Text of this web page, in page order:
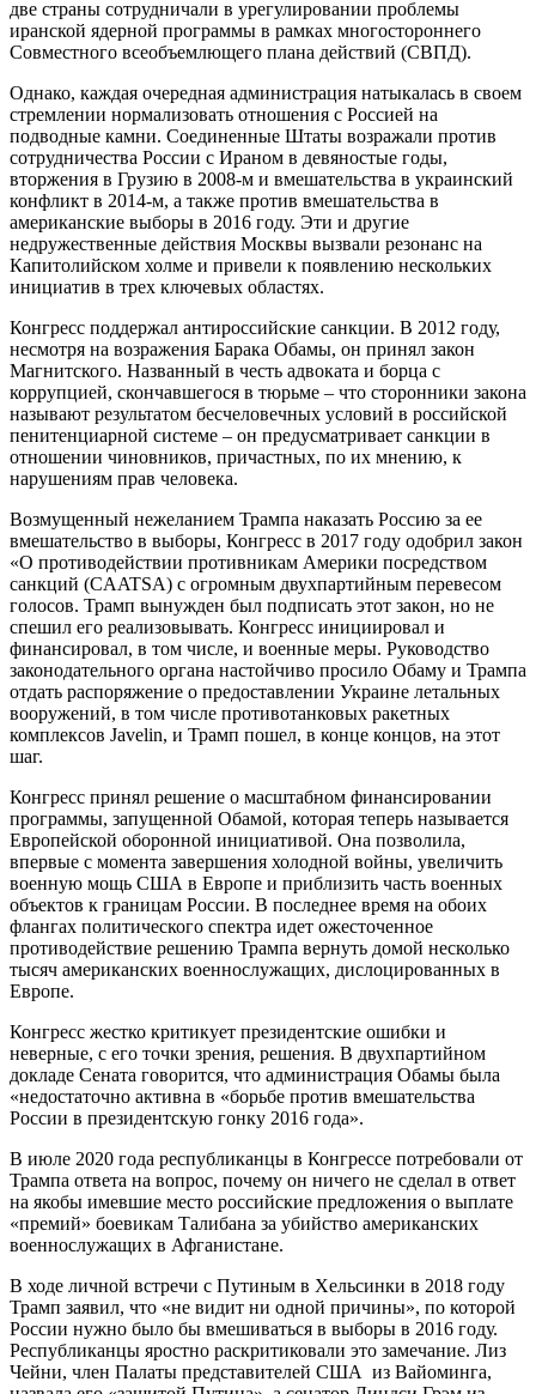
две страны сотрудничали в урегулировании проблемы
иранской ядерной программы в рамках многостороннего
Совместного всеобъемлющего плана действий (СВПД).
Однако, каждая очередная администрация натыкалась в своем
стремлении нормализовать отношения с Россией на
подводные камни. Соединенные Штаты возражали против
сотрудничества России с Ираном в девяностые годы,
вторжения в Грузию в 2008-м и вмешательства в украинский
конфликт в 2014-м, а также против вмешательства в
американские выборы в 2016 году. Эти и другие
недружественные действия Москвы вызвали резонанс на
Капитолийском холме и привели к появлению нескольких
инициатив в трех ключевых областях.
Конгресс поддержал антироссийские санкции. В 2012 году,
несмотря на возражения Барака Обамы, он принял закон
Магнитского. Названный в честь адвоката и борца с
коррупцией, скончавшегося в тюрьме – что сторонники закона
называют результатом бесчеловечных условий в российской
пенитенциарной системе – он предусматривает санкции в
отношении чиновников, причастных, по их мнению, к
нарушениям прав человека.
Возмущенный нежеланием Трампа наказать Россию за ее
вмешательство в выборы, Конгресс в 2017 году одобрил закон
«О противодействии противникам Америки посредством
санкций (CAATSA) с огромным двухпартийным перевесом
голосов. Трамп вынужден был подписать этот закон, но не
спешил его реализовывать. Конгресс инициировал и
финансировал, в том числе, и военные меры. Руководство
законодательного органа настойчиво просило Обаму и Трампа
отдать распоряжение о предоставлении Украине летальных
вооружений, в том числе противотанковых ракетных
комплексов Javelin, и Трамп пошел, в конце концов, на этот
шаг.
Конгресс принял решение о масштабном финансировании
программы, запущенной Обамой, которая теперь называется
Европейской оборонной инициативой. Она позволила,
впервые с момента завершения холодной войны, увеличить
военную мощь США в Европе и приблизить часть военных
объектов к границам России. В последнее время на обоих
флангах политического спектра идет ожесточенное
противодействие решению Трампа вернуть домой несколько
тысяч американских военнослужащих, дислоцированных в
Европе.
Конгресс жестко критикует президентские ошибки и
неверные, с его точки зрения, решения. В двухпартийном
докладе Сената говорится, что администрация Обамы была
«недостаточно активна в «борьбе против вмешательства
России в президентскую гонку 2016 года».
В июле 2020 года республиканцы в Конгрессе потребовали от
Трампа ответа на вопрос, почему он ничего не сделал в ответ
на якобы имевшие место российские предложения о выплате
«премий» боевикам Талибана за убийство американских
военнослужащих в Афганистане.
В ходе личной встречи с Путиным в Хельсинки в 2018 году
Трамп заявил, что «не видит ни одной причины», по которой
России нужно было бы вмешиваться в выборы в 2016 году.
Республиканцы яростно раскритиковали это замечание. Лиз
Чейни, член Палаты представителей США из Вайоминга,